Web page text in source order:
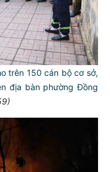
trên 150 cán bộ cơ sở,
địa bàn phường Đồng